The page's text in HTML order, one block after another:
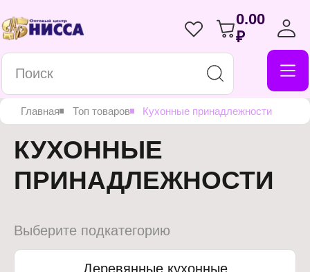
0.00
₽
Главная Топ товаров Кухонные принадлежности
КУХОННЫЕ
ПРИНАДЛЕЖНОСТИ
Выберите подкатегорию
Деревянные кухонные